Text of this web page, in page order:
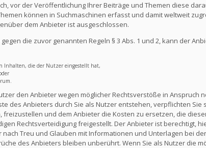
vor der Veröffentlichung Ihrer Beiträge und Themen diese
können in Suchmaschinen erfasst und damit weltweit
dem Anbieter ist ausgeschlossen.
die zuvor genannten Regeln § 3 Abs. 1 und 2, kann der
Inhalten, die der Nutzer eingestellt hat,
den Anbieter wegen möglicher Rechtsverstöße in
des Anbieters durch Sie als Nutzer entstehen, verpflichten
und dem Anbieter die Kosten zu ersetzen, die
Rechtsverteidigung freigestellt. Der Anbieter ist berechtigt,
Treu und Glauben mit Informationen und Unterlagen bei
des Anbieters bleiben unberührt. Wenn Sie als Nutzer die